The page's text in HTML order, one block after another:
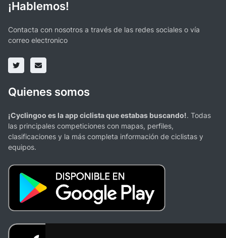
¡Hablemos!
Contacta con nosotros a través de las redes sociales o vía
correo electronico
Quienes somos
¡Cyclingoo es la app ciclista que estabas buscando!. Todas
las principales competiciones con mapas, perfiles,
clasificaciones y la más completa información de ciclistas y
equipos.